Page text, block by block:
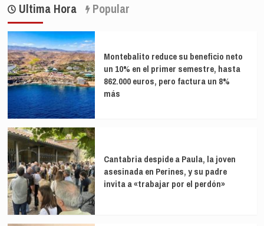
millones
muertos
Detrás
la
covid
se
agazapa
una
hambruna
millones
de
muertos
Ultima Hora Popular
Montebalito reduce su beneficio neto
un 10% en el primer semestre, hasta
862.000 euros, pero factura un 8%
más
Cantabria despide a Paula, la joven
asesinada en Perines, y su padre
invita a «trabajar por el perdón»